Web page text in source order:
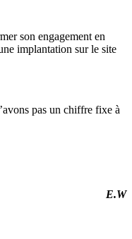
son engagement en
implantation sur le site
pas un chiffre fixe à
E.W